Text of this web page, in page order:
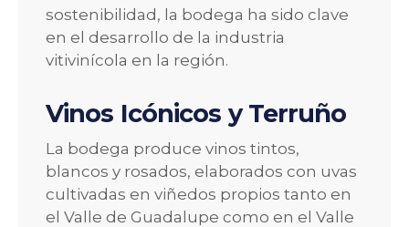
sostenibilidad, la bodega ha sido clave
en el desarrollo de la industria
vitivinícola en la región.
Vinos Icónicos y Terruño
La bodega produce vinos tintos,
blancos y rosados, elaborados con uvas
cultivadas en viñedos propios tanto en
el Valle de Guadalupe como en el Valle